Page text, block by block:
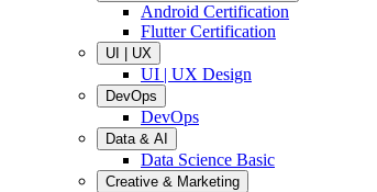
Android Certification
Flutter Certification
UI | UX
UI | UX Design
DevOps
DevOps
Data & AI
Data Science Basic
Creative & Marketing